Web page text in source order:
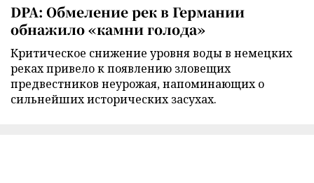
DPA: Обмеление рек в Германии
обнажило «камни голода»
Критическое снижение уровня воды в немецких
реках привело к появлению зловещих
предвестников неурожая, напоминающих о
сильнейших исторических засухах.